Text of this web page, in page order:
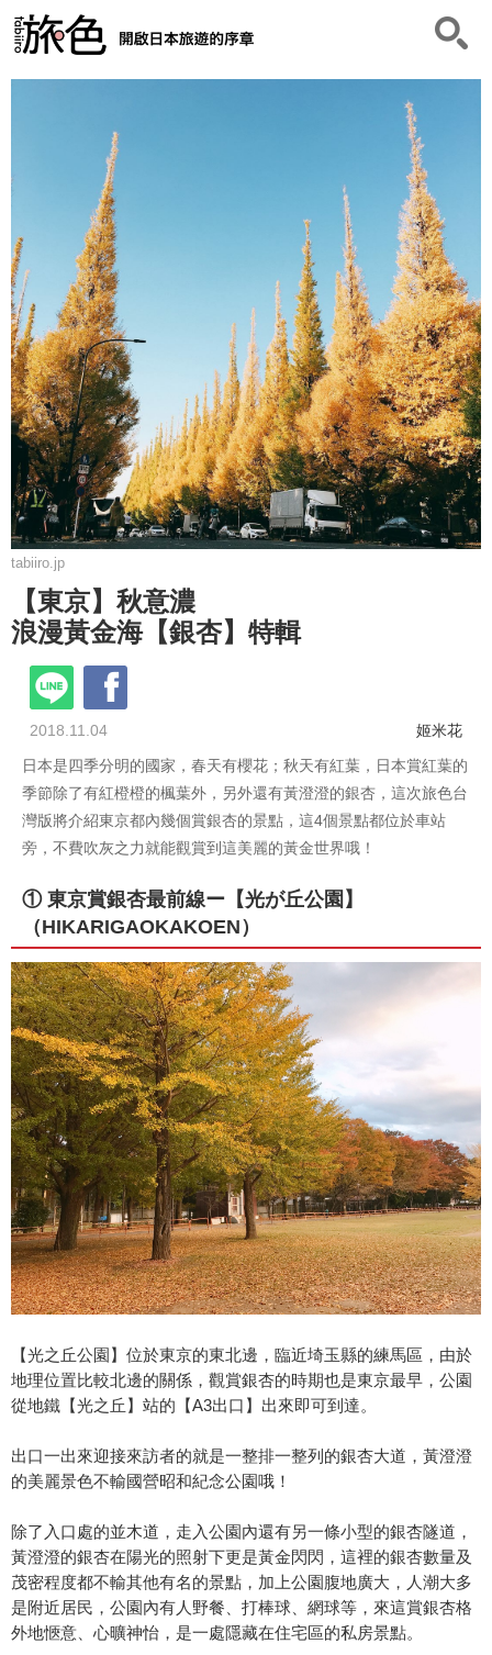
tabiiro.jp
【東京】秋意濃
浪漫黃金海【銀杏】特輯
2018.11.04
姬米花
日本是四季分明的國家，春天有櫻花；秋天有紅葉，日本賞紅葉的
季節除了有紅橙橙的楓葉外，另外還有黃澄澄的銀杏，這次旅色台
灣版將介紹東京都內幾個賞銀杏的景點，這4個景點都位於車站
旁，不費吹灰之力就能觀賞到這美麗的黃金世界哦！
① 東京賞銀杏最前線ー【光が丘公園】
（HIKARIGAOKAKOEN）
【光之丘公園】位於東京的東北邊，臨近埼玉縣的練馬區，由於
地理位置比較北邊的關係，觀賞銀杏的時期也是東京最早，公園
從地鐵【光之丘】站的【A3出口】出來即可到達。
出口一出來迎接來訪者的就是一整排一整列的銀杏大道，黃澄澄
的美麗景色不輸國營昭和紀念公園哦！
除了入口處的並木道，走入公園內還有另一條小型的銀杏隧道，
黃澄澄的銀杏在陽光的照射下更是黃金閃閃，這裡的銀杏數量及
茂密程度都不輸其他有名的景點，加上公園腹地廣大，人潮大多
是附近居民，公園內有人野餐、打棒球、網球等，來這賞銀杏格
外地愜意、心曠神怡，是一處隱藏在住宅區的私房景點。